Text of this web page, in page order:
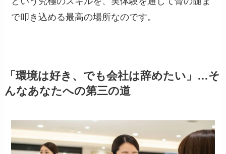
で叩き込める最高の場所なのです。
「環境は好き、でも会社は辞めたい」…そ
んなあなたへの第三の道